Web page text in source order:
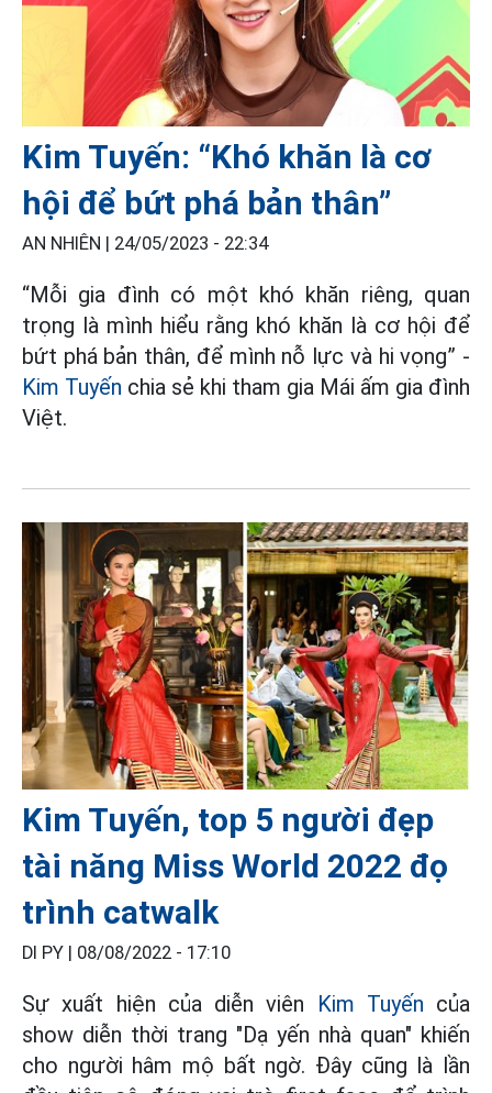
Kim Tuyến: “Khó khăn là cơ
hội để bứt phá bản thân”
AN NHIÊN | 24/05/2023 - 22:34
“Mỗi gia đình có một khó khăn riêng, quan
trọng là mình hiểu rằng khó khăn là cơ hội để
bứt phá bản thân, để mình nỗ lực và hi vọng” -
Kim Tuyến chia sẻ khi tham gia Mái ấm gia đình
Việt.
Kim Tuyến, top 5 người đẹp
tài năng Miss World 2022 đọ
trình catwalk
DI PY | 08/08/2022 - 17:10
Sự xuất hiện của diễn viên Kim Tuyến của
show diễn thời trang "Dạ yến nhà quan" khiến
cho người hâm mộ bất ngờ. Đây cũng là lần